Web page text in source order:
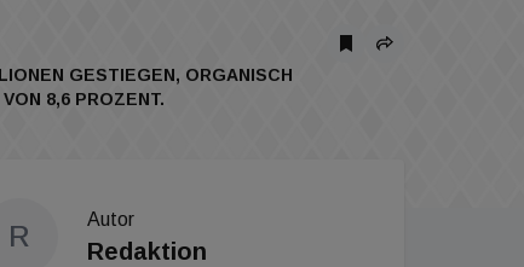
GESTIEGEN, ORGANISCH
8,6 PROZENT.
R
Autor
Redaktion